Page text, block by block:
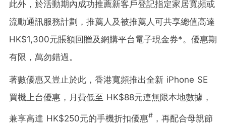
此外，於活動期內成功推薦新客戶登記指定家居寬頻或
流動通訊服務計劃，推薦人及被推薦人可共享總值高達
HK$1,300元賬額回贈及網購平台電子現金券*。 優惠期
有限，萬勿錯過 。
著數優惠又豈止於此，香港寬頻推出全新 iPhone SE
買機上台優惠，月費低至 HK$88元連無限本地數據，
兼享高達 HK$250元的手機折扣優惠# ，再配合母親節